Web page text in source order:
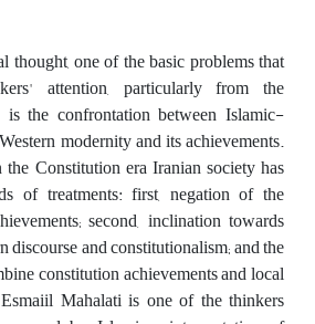
thought, one of the basic problems that
attention, particularly from the
the confrontation between Islamic-
modernity and its achievements.
Constitution era Iranian society has
of treatments: first, negation of the
second, inclination towards
discourse and constitutionalism; and the
constitution achievements and local
Mahalati is one of the thinkers